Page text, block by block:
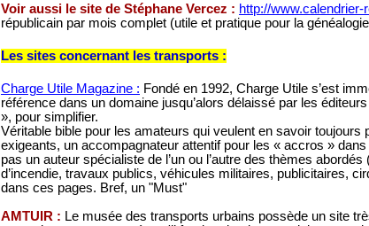
Voir aussi le site de Stéphane Vercez : http://www.calendrier-
républicain par mois complet (utile et pratique pour la
Les sites concernant les transports :
Charge Utile Magazine : Fondé en 1992, Charge Utile s’est
référence dans un domaine jusqu’alors délaissé par les
», pour simplifier.
Véritable bible pour les amateurs qui veulent en savoir
exigeants, un accompagnateur attentif pour les « accros »
pas un auteur spécialiste de l’un ou l’autre des thèmes
d’incendie, travaux publics, véhicules militaires, publicitaires,
dans ces pages. Bref, un "Must"
AMTUIR : Le musée des transports urbains possède un site